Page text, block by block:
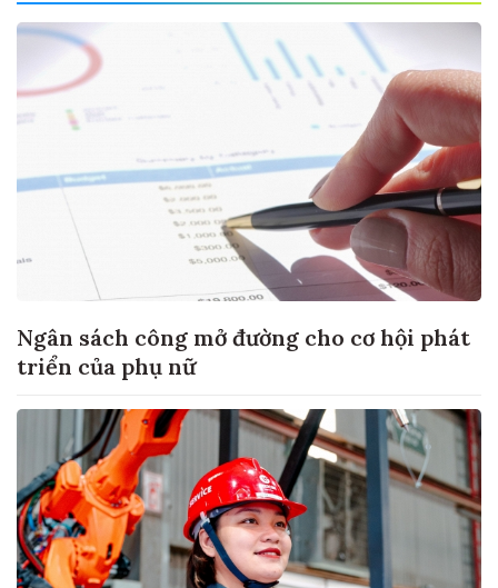
Ngân sách công mở đường cho cơ hội phát
triển của phụ nữ